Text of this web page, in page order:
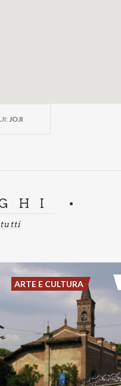
JOJI
tutti
ARTE E CULTURA